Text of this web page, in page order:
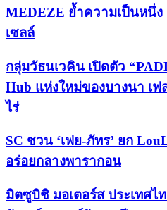
MEDEZE ย้ำความเป็นหนึ่
เซลล์
กลุ่มวัธนเวคิน เปิดตัว
Hub แห่งใหม่ของบางนา เ
ไร่
SC ชวน ‘เฟย-ภัทร’ ยก
อร่อยกลางพารากอน
มิตซูบิชิ มอเตอร์ส ประเทศไ